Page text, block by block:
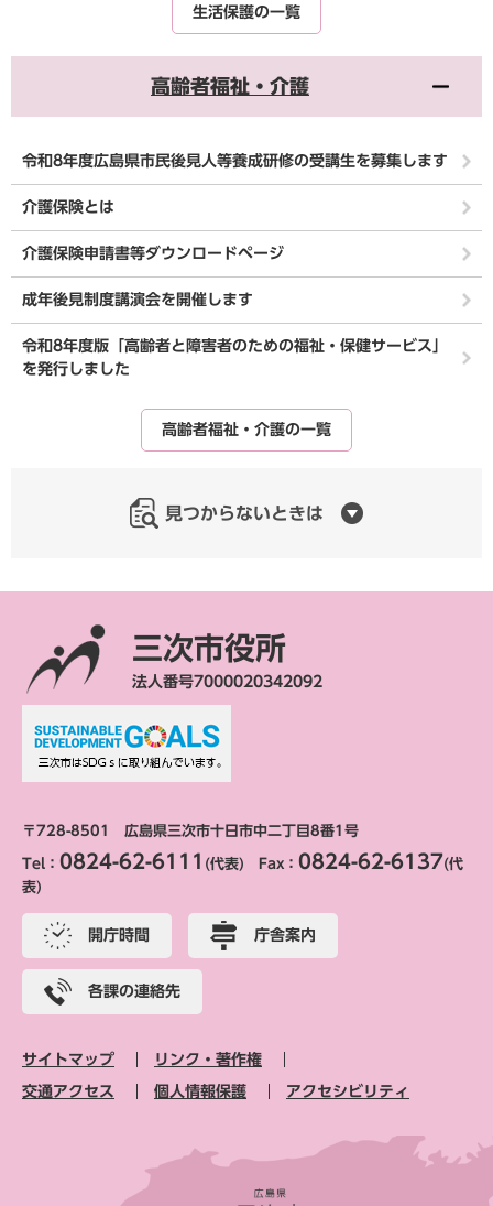
生活保護の一覧
高齢者福祉・介護
令和8年度広島県市民後見人等養成研修の受講生を募集します
介護保険とは
介護保険申請書等ダウンロードページ
成年後見制度講演会を開催します
令和8年度版「高齢者と障害者のための福祉・保健サービス」
を発行しました
高齢者福祉・介護の一覧
見つからないときは
三次市役所
法人番号7000020342092
〒728-8501 広島県三次市十日市中二丁目8番1号
Tel： 0824-62-6111 (代表) Fax： 0824-62-6137(代
表)
開庁時間 庁舎案内
各課の連絡先
サイトマップ リンク・著作権
交通アクセス 個人情報保護 アクセシビリティ